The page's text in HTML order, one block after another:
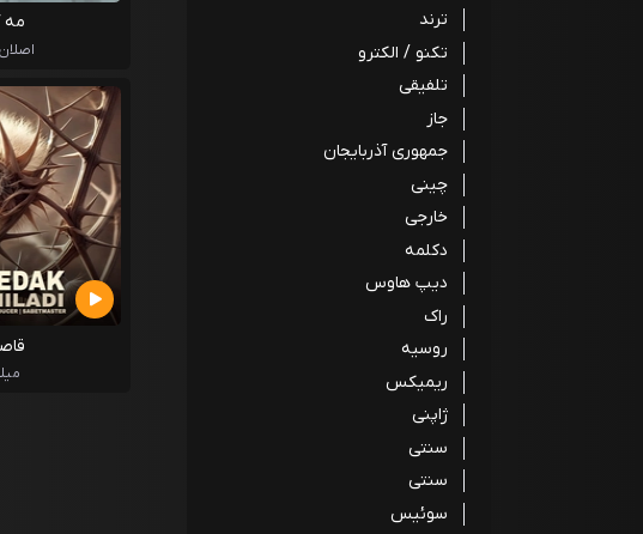
ترند
تکنو / الکترو
تلفیقی
جاز
جمهوری آذربایجان
چینی
خارجی
دکلمه
دیپ هاوس
راک
روسیه
ریمیکس
ژاپنی
سنتی
سنتی
سوئیس
مه